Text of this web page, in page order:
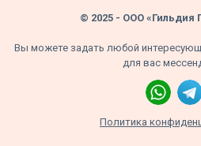
© 2025 - ООО «Гильдия
Вы можете задать любой
для вас
Политика